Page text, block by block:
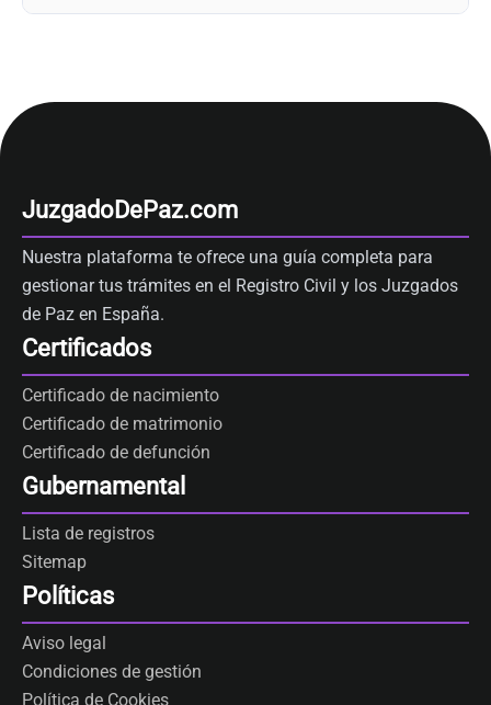
JuzgadoDePaz.com
Nuestra plataforma te ofrece una guía completa para
gestionar tus trámites en el Registro Civil y los Juzgados
de Paz en España.
Certificados
Certificado de nacimiento
Certificado de matrimonio
Certificado de defunción
Gubernamental
Lista de registros
Sitemap
Políticas
Aviso legal
Condiciones de gestión
Política de Cookies